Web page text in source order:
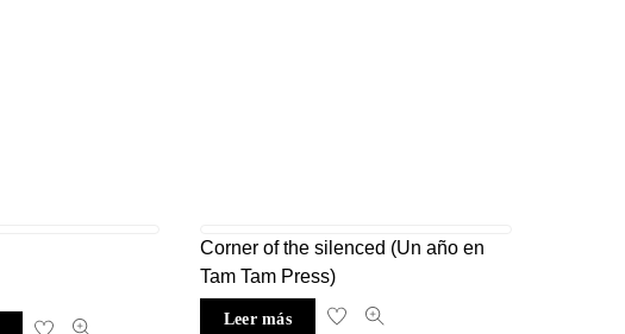
Corner of the silenced (Un año en
Tam Tam Press)
Leer más